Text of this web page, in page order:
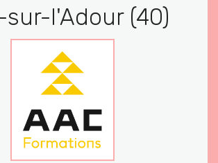
l'Adour (40)